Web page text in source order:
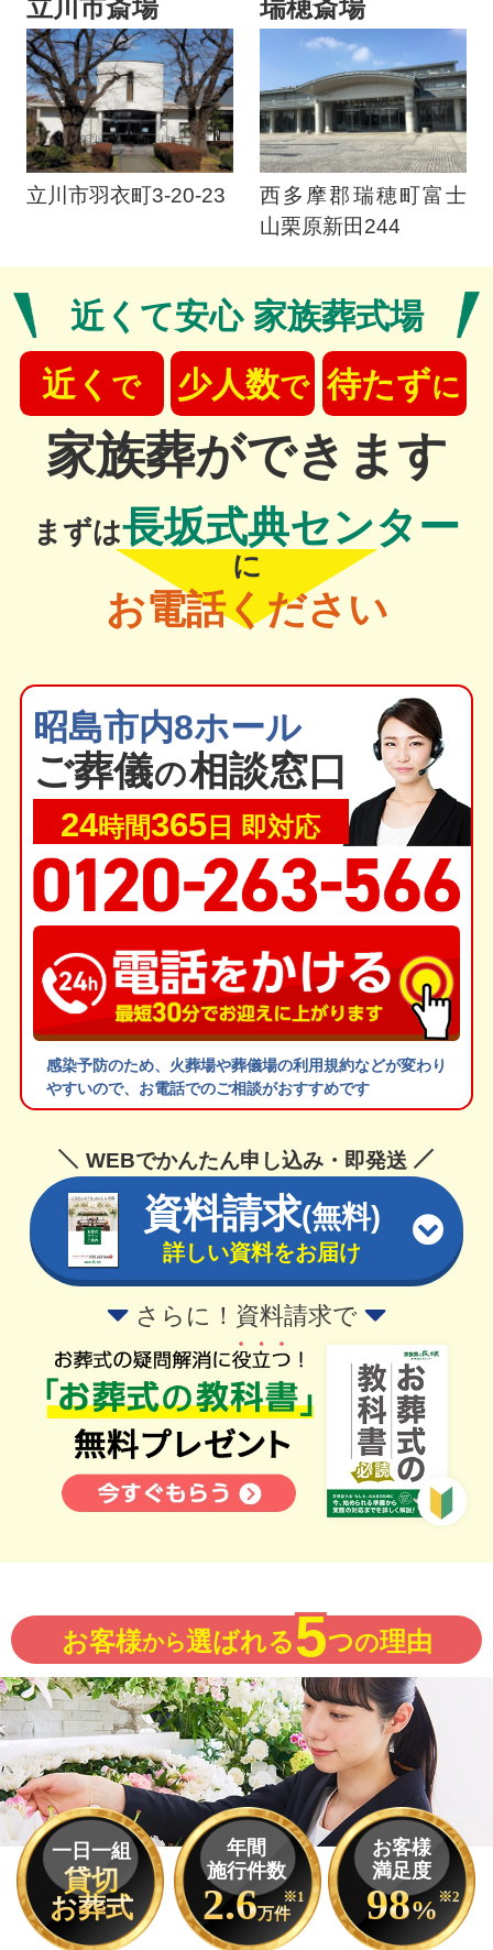
立川市斎場
立川市羽衣町3-20-23
瑞穂斎場
西多摩郡瑞穂町富士
山栗原新田244
近くて安心 家族葬式場
近く で 少人数で 待たずに
家族葬ができます
まずは長坂式典センター
に
お電話ください
昭島市内8ホール
ご葬儀の相談窓口
24時間365 日 即対応
感染予防のため、火葬場や葬儀場の利用規約などが変わり
やすいので、お電話でのご相談がおすすめです
WEBでかんたん申し込み・即発送
資料請求(無料)
詳しい資料をお届け
さらに！資料請求で
お客様から選ばれる5つの理由
一日一組
貸切
お葬式
年間
施行件数
2.6万件
※1
お客様
満足度
98% ※2